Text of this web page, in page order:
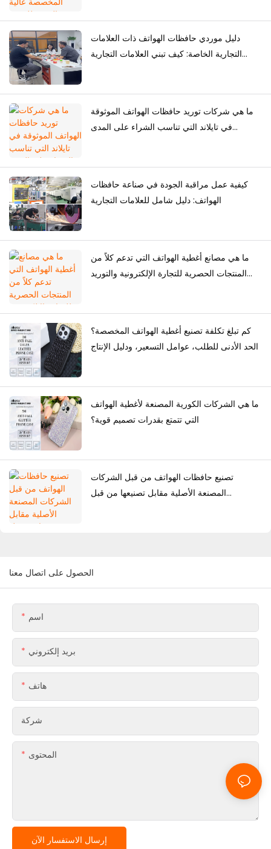
دليل موردي حافظات الهواتف ذات العلامات
التجارية الخاصة: كيف تبني العلامات التجارية
ما هي شركات توريد حافظات الهواتف الموثوقة
في تايلاند التي تناسب الشراء على المدى
كيفية عمل مراقبة الجودة في صناعة حافظات
الهواتف: دليل شامل للعلامات التجارية
ما هي مصانع أغطية الهواتف التي تدعم كلاً من
المنتجات الحصرية للتجارة الإلكترونية والتوريد
كم تبلغ تكلفة تصنيع أغطية الهواتف المخصصة؟
الحد الأدنى للطلب، عوامل التسعير، ودليل الإنتاج
ما هي الشركات الكورية المصنعة لأغطية الهواتف
التي تتمتع بقدرات تصميم قوية؟
تصنيع حافظات الهواتف من قبل الشركات
المصنعة الأصلية مقابل تصنيعها من قبل
الحصول على اتصال معنا
اسم
بريد إلكتروني
هاتف
شركة
المحتوى
إرسال الاستفسار الآن